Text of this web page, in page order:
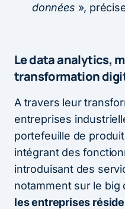
données »,
Le data analytics,
transformation
A travers leur
entreprises
portefeuille de
intégrant des
introduisant des
notamment sur le big
les entreprises